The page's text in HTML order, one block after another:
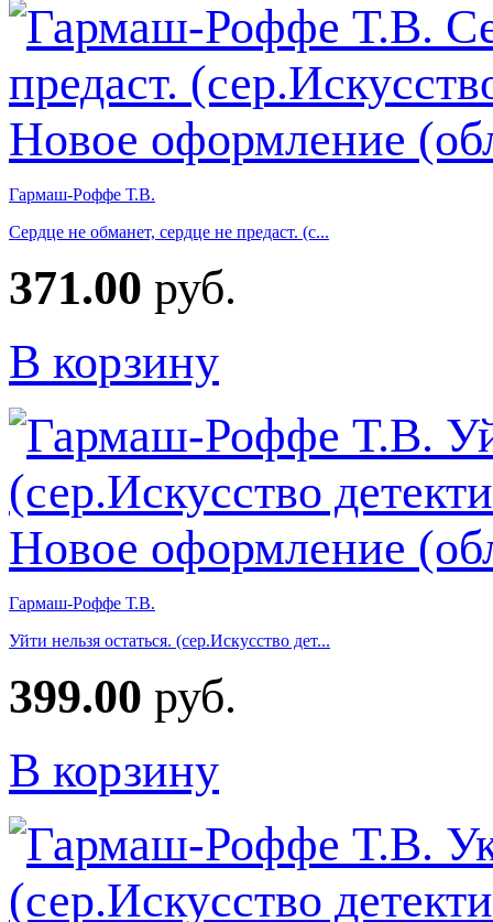
Гармаш-Роффе Т.В.
Сердце не обманет, сердце не предаст. (с...
371.00 руб.
В корзину
Гармаш-Роффе Т.В.
Уйти нельзя остаться. (сер.Искусство дет...
399.00 руб.
В корзину